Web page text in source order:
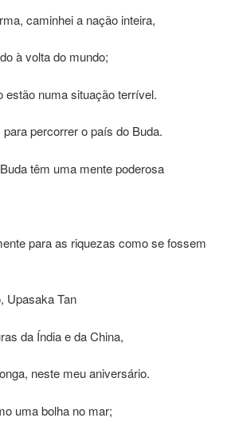
caminhei a nação inteira,
à volta do mundo;
estão numa situação terrível.
percorrer o país do Buda.
têm uma mente poderosa
para as riquezas como se fossem
Upasaka Tan
da Índia e da China,
neste meu aniversário.
uma bolha no mar;